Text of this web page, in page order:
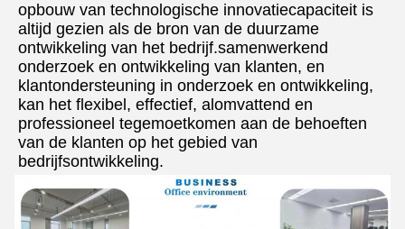
opbouw van technologische innovatiecapaciteit is
altijd gezien als de bron van de duurzame
ontwikkeling van het bedrijf.samenwerkend
onderzoek en ontwikkeling van klanten, en
klantondersteuning in onderzoek en ontwikkeling,
kan het flexibel, effectief, alomvattend en
professioneel tegemoetkomen aan de behoeften
van de klanten op het gebied van
bedrijfsontwikkeling.